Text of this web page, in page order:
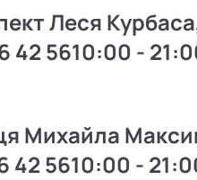
Леся
42 5610:00 -
Михайла
42 5610:00 -